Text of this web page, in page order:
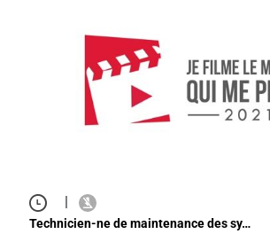
|
Technicien-ne de maintenance des sy…